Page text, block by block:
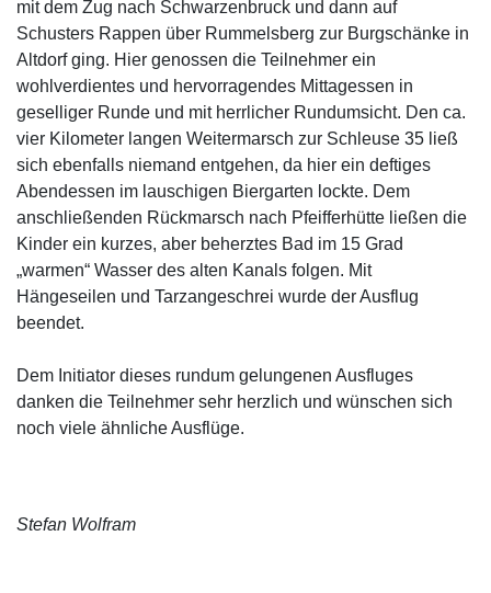
mit dem Zug nach Schwarzenbruck und dann auf
Schusters Rappen über Rummelsberg zur Burgschänke in
Altdorf ging. Hier genossen die Teilnehmer ein
wohlverdientes und hervorragendes Mittagessen in
geselliger Runde und mit herrlicher Rundumsicht. Den ca.
vier Kilometer langen Weitermarsch zur Schleuse 35 ließ
sich ebenfalls niemand entgehen, da hier ein deftiges
Abendessen im lauschigen Biergarten lockte. Dem
anschließenden Rückmarsch nach Pfeifferhütte ließen die
Kinder ein kurzes, aber beherztes Bad im 15 Grad
„warmen“ Wasser des alten Kanals folgen. Mit
Hängeseilen und Tarzangeschrei wurde der Ausflug
beendet.
Dem Initiator dieses rundum gelungenen Ausfluges
danken die Teilnehmer sehr herzlich und wünschen sich
noch viele ähnliche Ausflüge.
Stefan Wolfram